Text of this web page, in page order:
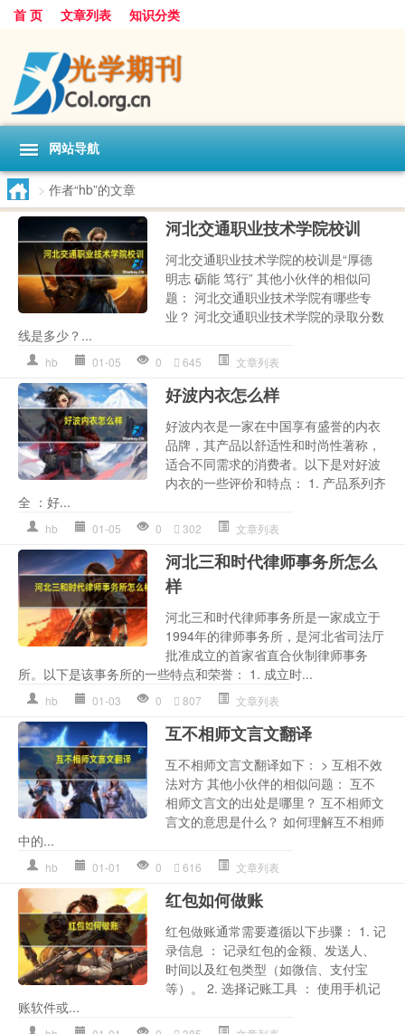
首 页 文章列表 知识分类
网站导航
> 作者“hb”的文章
河北交通职业技术学院校训
河北交通职业技术学院的校训是“厚德
明志 砺能 笃行” 其他小伙伴的相似问
题： 河北交通职业技术学院有哪些专
业？ 河北交通职业技术学院的录取分数
线是多少？...
hb 01-05 0 645 文章列表
好波内衣怎么样
好波内衣是一家在中国享有盛誉的内衣
品牌，其产品以舒适性和时尚性著称，
适合不同需求的消费者。以下是对好波
内衣的一些评价和特点： 1. 产品系列齐
全 ：好...
hb 01-05 0 302 文章列表
河北三和时代律师事务所怎么
样
河北三和时代律师事务所是一家成立于
1994年的律师事务所，是河北省司法厅
批准成立的首家省直合伙制律师事务
所。以下是该事务所的一些特点和荣誉： 1. 成立时...
hb 01-03 0 807 文章列表
互不相师文言文翻译
互不相师文言文翻译如下： > 互相不效
法对方 其他小伙伴的相似问题： 互不
相师文言文的出处是哪里？ 互不相师文
言文的意思是什么？ 如何理解互不相师
中的...
hb 01-01 0 616 文章列表
红包如何做账
红包做账通常需要遵循以下步骤： 1. 记
录信息 ： 记录红包的金额、发送人、
时间以及红包类型（如微信、支付宝
等）。 2. 选择记账工具 ： 使用手机记
账软件或...